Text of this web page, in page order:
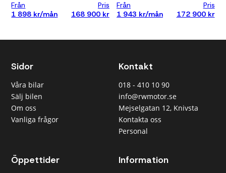
Från
1 898 kr/mån
Pris
168 900 kr
Från
1 943 kr/mån
Pris
172 900 kr
Sidor
Våra bilar
Sälj bilen
Om oss
Vanliga frågor
Kontakt
018 - 410 10 90
info@rwmotor.se
Mejselgatan 12, Knivsta
Kontakta oss
Personal
Öppettider Information